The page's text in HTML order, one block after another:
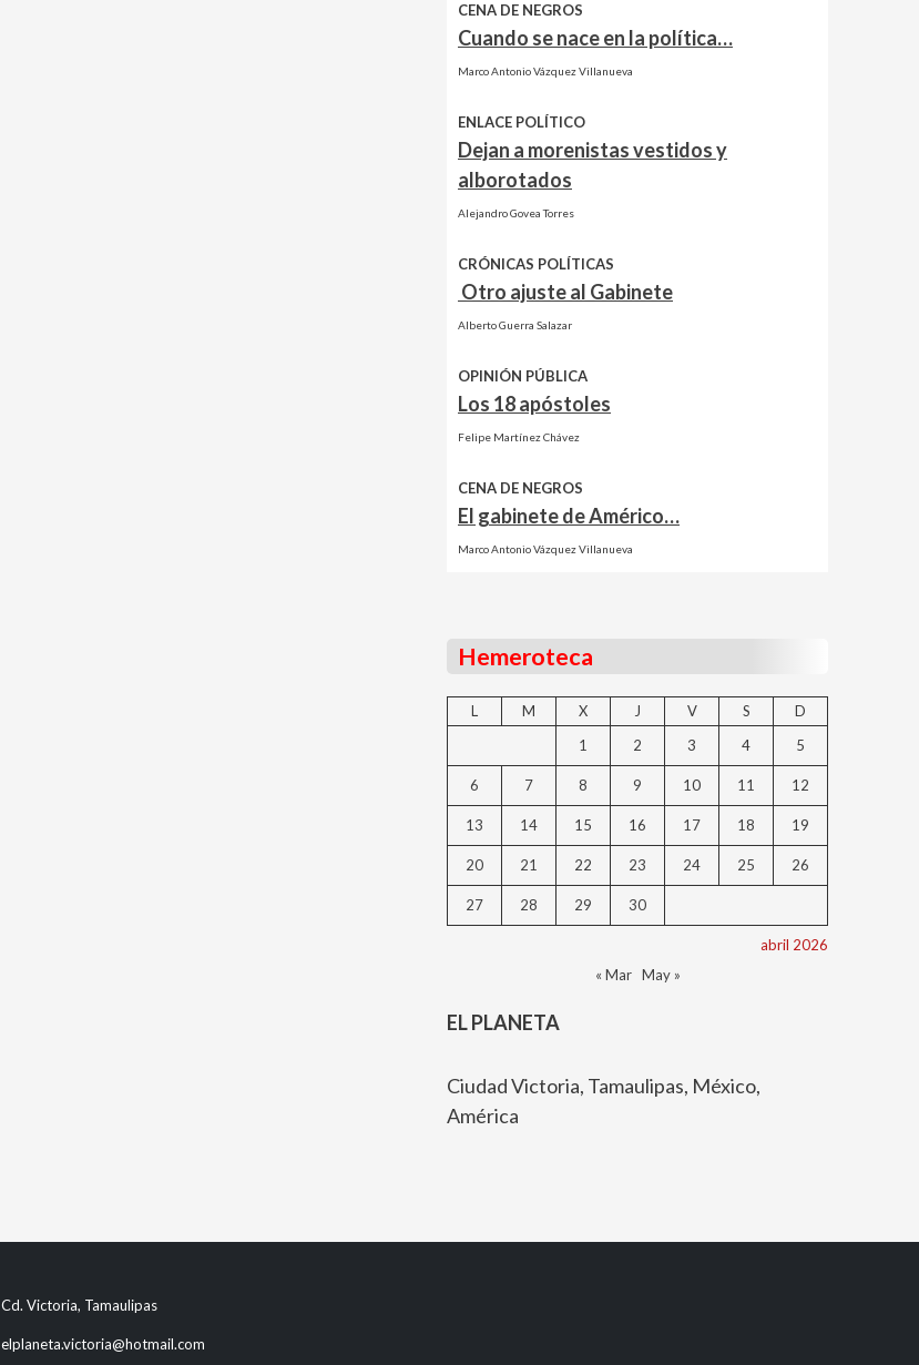
CENA DE NEGROS
Cuando se nace en la política…
Marco Antonio Vázquez Villanueva
ENLACE POLÍTICO
Dejan a morenistas vestidos y
alborotados
Alejandro Govea Torres
CRÓNICAS POLÍTICAS
Otro ajuste al Gabinete
Alberto Guerra Salazar
OPINIÓN PÚBLICA
Los 18 apóstoles
Felipe Martínez Chávez
CENA DE NEGROS
El gabinete de Américo…
Marco Antonio Vázquez Villanueva
Hemeroteca
abril 2026
L M X J V S
D
1
2 3 4 5
6 7 8 9 10 11 12
13 14 15 16 17 18 19
20 21 22 23 24 25 26
27 28 29 30
« Mar May »
EL PLANETA
Ciudad Victoria, Tamaulipas, México,
América
Cd. Victoria, Tamaulipas
elplaneta.victoria@hotmail.com